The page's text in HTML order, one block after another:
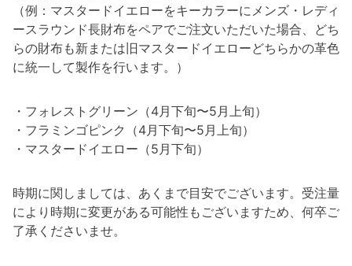
（例：マスタードイエローをキーカラーにメンズ・レディ
ースラウンド長財布をペアでご注文いただいた場合、どち
らの財布も新または旧マスタードイエローどちらかの革色
に統一して製作を行います。）
・フォレストグリーン（4月下旬〜5月上旬）
・フラミンゴピンク（4月下旬〜5月上旬）
・マスタードイエロー（5月下旬）
時期に関しましては、あくまで目安でございます。受注量
により時期に変更がある可能性もございますため、何卒ご
了承くださいませ。